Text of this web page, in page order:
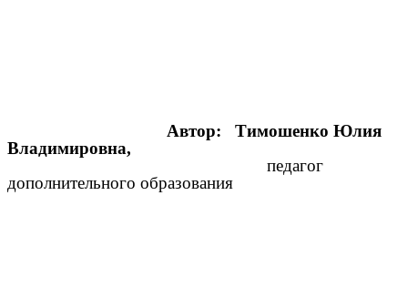
Автор: Тимошенко Юлия
Владимировна,
педагог
дополнительного образования